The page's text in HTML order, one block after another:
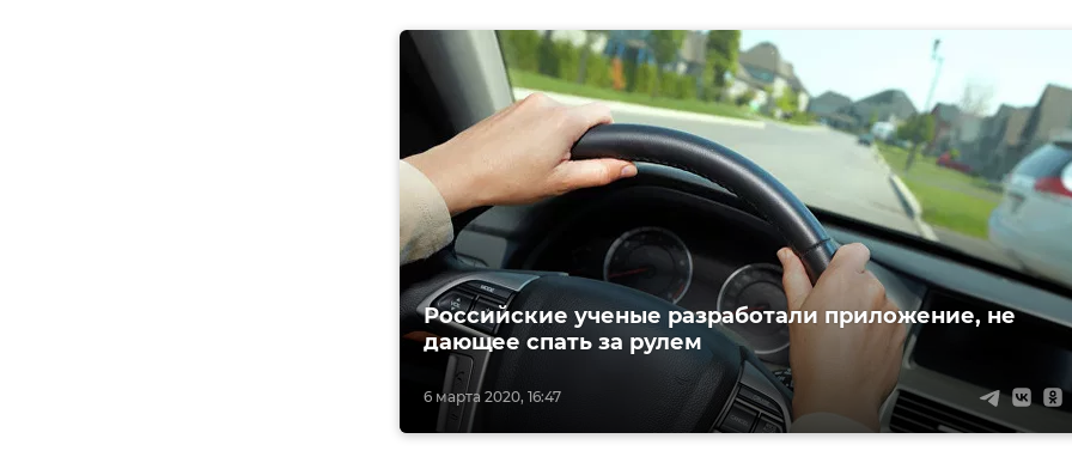
6 марта 2020, 16:47
Российские ученые разработали приложение, не
дающее спать за рулем